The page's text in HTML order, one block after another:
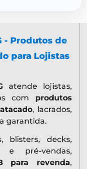
- Produtos de
para Lojistas
atende lojistas,
com produtos
, lacrados,
garantida.
blisters, decks,
e pré-vendas,
para revenda,